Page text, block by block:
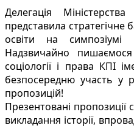
Делегація
представила стратегічне
освіти на
Надзвичайно
соціології і права КПІ
безпосередню участь у
пропозицій!
Презентовані пропозиції
викладання історії,